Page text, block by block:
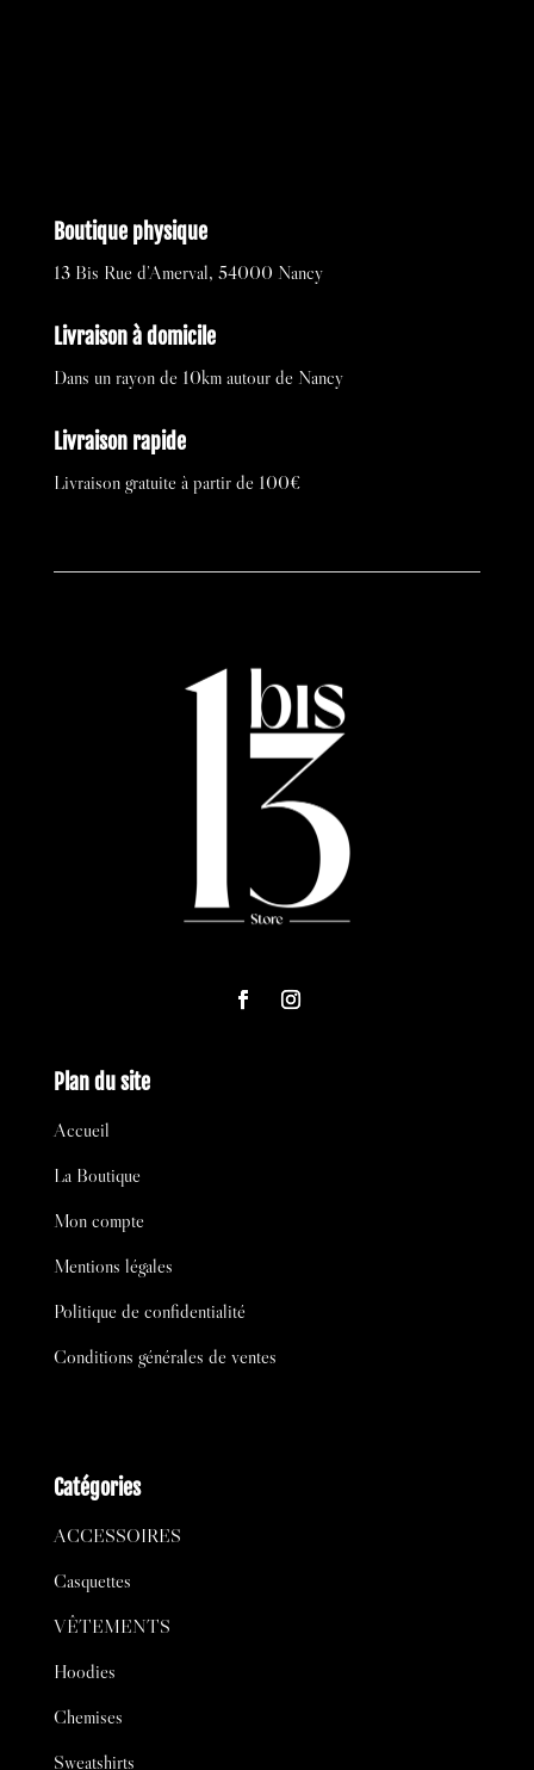
Boutique physique
13 Bis Rue d’Amerval, 54000 Nancy
Livraison à domicile
Dans un rayon de 10km autour de Nancy
Livraison rapide
Livraison gratuite à partir de 100€
Plan du site
Accueil
La Boutique
Mon compte
Mentions légales
Politique de confidentialité
Conditions générales de ventes
Catégories
ACCESSOIRES
Casquettes
VÊTEMENTS
Hoodies
Chemises
Sweatshirts